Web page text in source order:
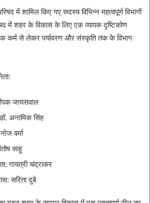
में शामिल किए गए सदस्य विभिन्न महत्वपूर्ण विभागों
में शहर के विकास के लिए एक व्यापक दृष्टिकोण
कर्म से लेकर पर्यावरण और संस्कृति तक के विभाग
जायसवाल
अनामिक सिंह
वर्मा
साहू
गायत्री चंद्राकर
सरिता दुबे